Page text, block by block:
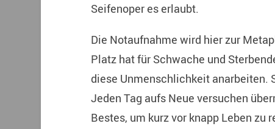
Seifenoper es erlaubt.
Die Notaufnahme wird hier zur
Platz hat für Schwache und
diese Unmenschlichkeit anarbeiten.
Jeden Tag aufs Neue versuchen
Bestes, um kurz vor knapp Leben zu